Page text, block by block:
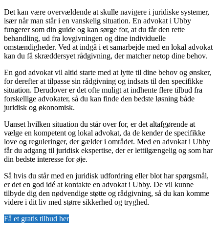
Det kan være overvældende at skulle navigere i juridiske systemer,
især når man står i en vanskelig situation. En advokat i Ubby
fungerer som din guide og kan sørge for, at du får den rette
behandling, ud fra lovgivningen og dine individuelle
omstændigheder. Ved at indgå i et samarbejde med en lokal advokat
kan du få skræddersyet rådgivning, der matcher netop dine behov.
En god advokat vil altid starte med at lytte til dine behov og ønsker,
for derefter at tilpasse sin rådgivning og indsats til den specifikke
situation. Derudover er det ofte muligt at indhente flere tilbud fra
forskellige advokater, så du kan finde den bedste løsning både
juridisk og økonomisk.
Uanset hvilken situation du står over for, er det altafgørende at
vælge en kompetent og lokal advokat, da de kender de specifikke
love og reguleringer, der gælder i området. Med en advokat i Ubby
får du adgang til juridisk ekspertise, der er lettilgængelig og som har
din bedste interesse for øje.
Så hvis du står med en juridisk udfordring eller blot har spørgsmål,
er det en god idé at kontakte en advokat i Ubby. De vil kunne
tilbyde dig den nødvendige støtte og rådgivning, så du kan komme
videre i dit liv med større sikkerhed og tryghed.
Få et gratis tilbud her